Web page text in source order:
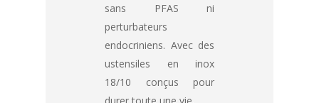
sans PFAS ni
perturbateurs
endocriniens. Avec des
ustensiles en inox
18/10 conçus pour